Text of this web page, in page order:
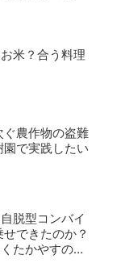
米？合う料理
ぐ農作物の盗難
で実践したい
脱型コンバイ
できたのか？
たかやすの事